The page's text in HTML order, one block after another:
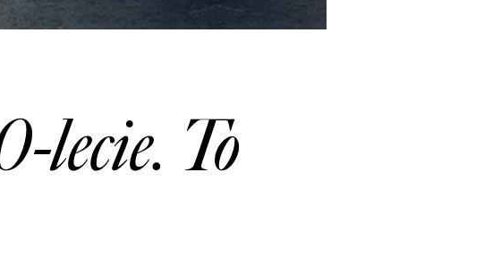
lecie. To